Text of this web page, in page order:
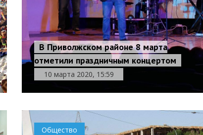
В Приволжском районе 8 марта
отметили праздничным концертом
10 марта 2020, 15:59
Общество